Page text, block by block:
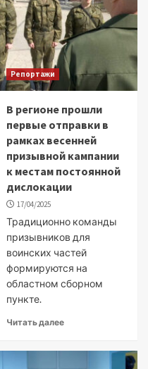
Репортажи
В регионе прошли
первые отправки в
рамках весенней
призывной кампании
к местам постоянной
дислокации
17/04/2025
Традиционно команды
призывников для
воинских частей
формируются на
областном сборном
пункте.
Читать далее